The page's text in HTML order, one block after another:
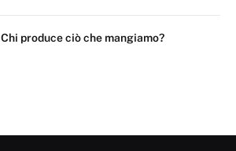
Chi produce ciò che mangiamo?